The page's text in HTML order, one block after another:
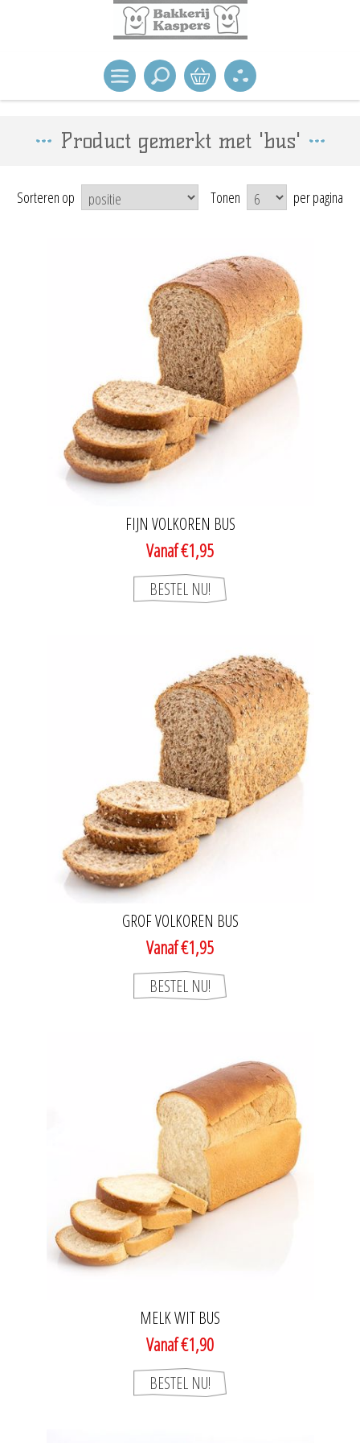
Product gemerkt met 'bus'
Sorteren op Tonen per pagina
FIJN VOLKOREN BUS
Vanaf €1,95
GROF VOLKOREN BUS
Vanaf €1,95
MELK WIT BUS
Vanaf €1,90